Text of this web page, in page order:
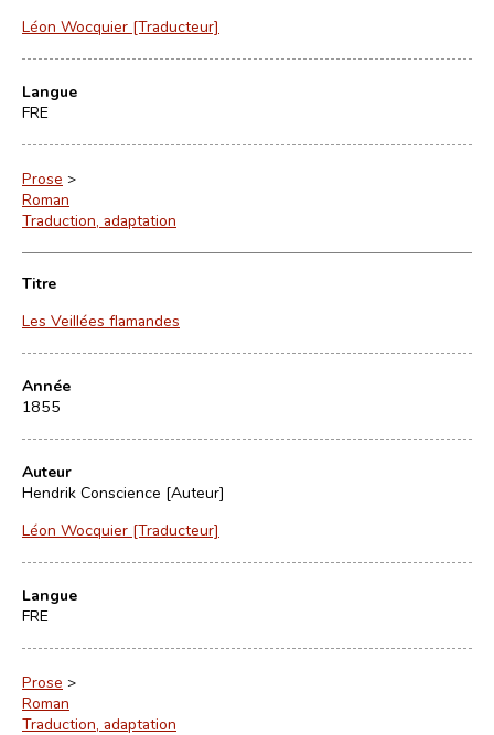
Léon Wocquier [Traducteur]
Langue
FRE
Prose >
Roman
Traduction, adaptation
Titre
Les Veillées flamandes
Année
1855
Auteur
Hendrik Conscience [Auteur]
Léon Wocquier [Traducteur]
Langue
FRE
Prose >
Roman
Traduction, adaptation